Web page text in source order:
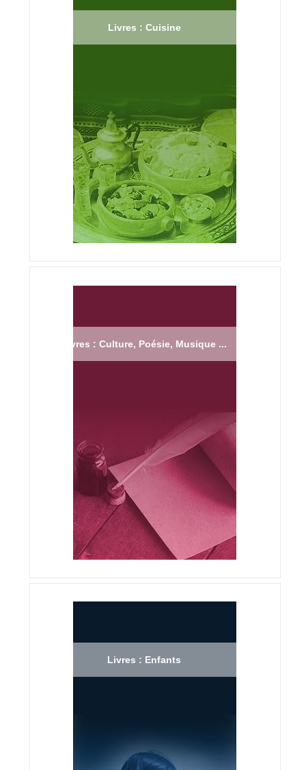
Livres : Cuisine
Livres : Culture, Poésie, Musique ...
Livres : Enfants